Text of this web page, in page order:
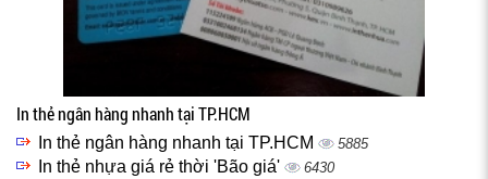
In thẻ ngân hàng nhanh tại TP.HCM
In thẻ ngân hàng nhanh tại TP.HCM 5885
In thẻ nhựa giá rẻ thời 'Bão giá' 6430